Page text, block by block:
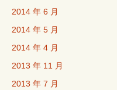
2014 年 6 月
2014 年 5 月
2014 年 4 月
2013 年 11 月
2013 年 7 月